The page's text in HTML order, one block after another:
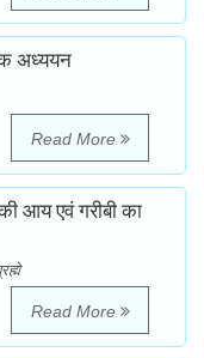
अध्ययन
Read More
आय एवं गरीबी का
Read More